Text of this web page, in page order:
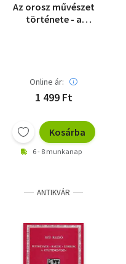
Az orosz művészet
története - a
Online ár:
1 499 Ft
Kosárba
6 - 8 munkanap
ANTIKVÁR